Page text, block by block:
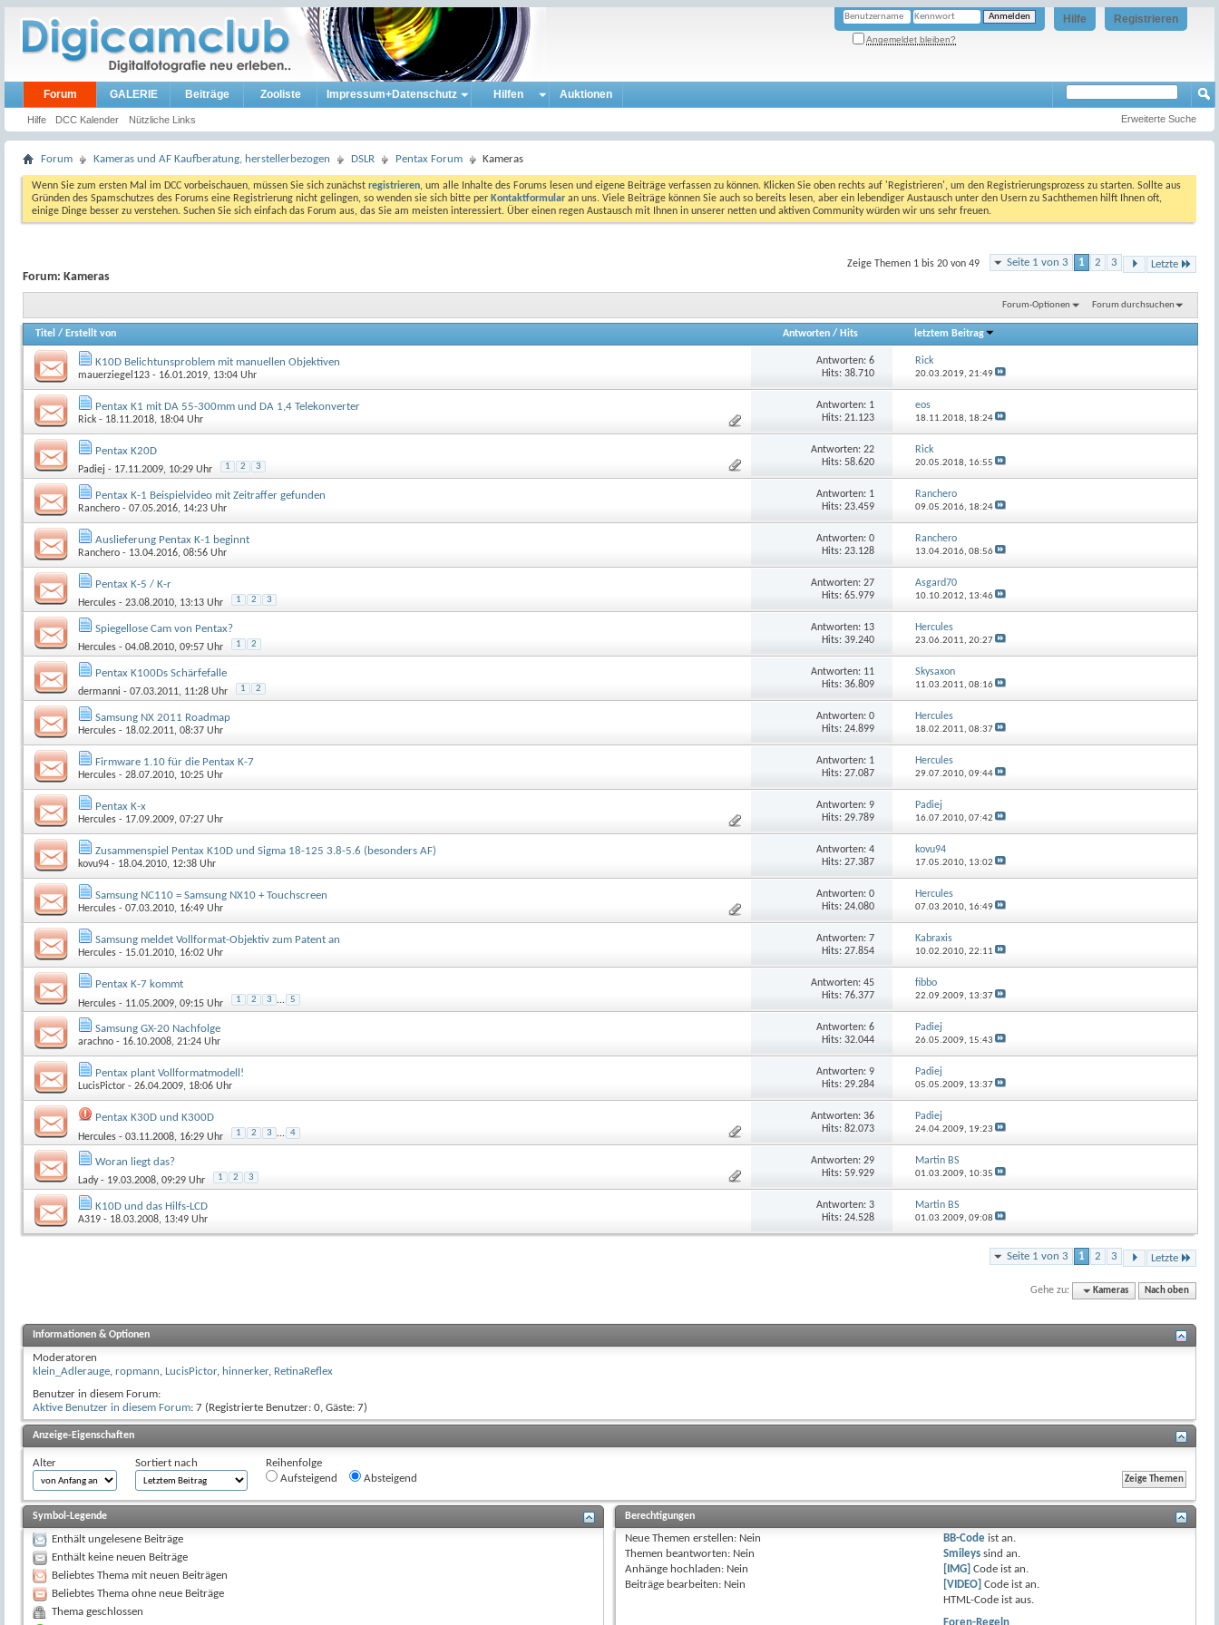
Registrieren
Hilfe
Angemeldet bleiben?
Forum
Hilfe DCC Kalender Nützliche Links
GALERIE Beiträge Zooliste Impressum+Datenschutz Hilfen Auktionen
Erweiterte Suche
Forum Kameras und AF Kaufberatung, herstellerbezogen DSLR Pentax Forum Kameras
Wenn Sie zum ersten Mal im DCC vorbeischauen, müssen Sie sich zunächst registrieren, um alle Inhalte des Forums lesen und eigene Beiträge verfassen zu können. Klicken Sie oben rechts auf 'Registrieren', um den Registrierungsprozess zu starten. Sollte aus
Gründen des Spamschutzes des Forums eine Registrierung nicht gelingen, so wenden sie sich bitte per Kontaktformular an uns. Viele Beiträge können Sie auch so bereits lesen, aber ein lebendiger Austausch unter den Usern zu Sachthemen hilft Ihnen oft,
einige Dinge besser zu verstehen. Suchen Sie sich einfach das Forum aus, das Sie am meisten interessiert. Über einen regen Austausch mit Ihnen in unserer netten und aktiven Community würden wir uns sehr freuen.
Seite 1 von 3 1 2 3 Letzte
Zeige Themen 1 bis 20 von 49
Forum: Kameras
Forum-Optionen Forum durchsuchen
Titel / Erstellt von Antworten / Hits letztem Beitrag
K10D Belichtunsproblem mit manuellen Objektiven
mauerziegel123 - 16.01.2019, 13:04 Uhr
Antworten: 6
Hits: 38.710
Rick
20.03.2019,21:49
Pentax K1 mit DA 55-300mm und DA 1,4 Telekonverter
Rick - 18.11.2018, 18:04 Uhr
Antworten: 1
Hits: 21.123
eos
18.11.2018, 18:24
Pentax K20D
Padiej - 17.11.2009, 10:29 Uhr 1 2 3
Antworten: 22
Hits: 58.620
Rick
20.05.2018, 16:55
Pentax K-1 Beispielvideo mit Zeitraffer gefunden
Ranchero - 07.05.2016, 14:23 Uhr
Antworten: 1
Hits: 23.459
Ranchero
09.05.2016, 18:24
Auslieferung Pentax K-1 beginnt
Ranchero - 13.04.2016, 08:56 Uhr
Antworten: 0
Hits: 23.128
Ranchero
13.04.2016,08:56
Pentax K-5 / K-r
Hercules - 23.08.2010, 13:13 Uhr 1 2 3
Antworten: 27
Hits: 65.979
Asgard70
10.10.2012, 13:46
Spiegellose Cam von Pentax?
Hercules - 04.08.2010, 09:57 Uhr 1 2
Antworten: 13
Hits: 39.240
Hercules
23.06.2011,20:27
Pentax K100Ds Schärfefalle
dermanni - 07.03.2011, 11:28 Uhr 1 2
Antworten: 11
Hits: 36.809
Skysaxon
11.03.2011,08:16
Samsung NX 2011 Roadmap
Hercules - 18.02.2011, 08:37 Uhr
Antworten: 0
Hits: 24.899
Hercules
18.02.2011,08:37
Firmware 1.10 für die Pentax K-7
Hercules - 28.07.2010, 10:25 Uhr
Antworten: 1
Hits: 27.087
Hercules
29.07.2010,09:44
Pentax K-x
Hercules - 17.09.2009, 07:27 Uhr
Antworten: 9
Hits: 29.789
Padiej
16.07.2010,07:42
Zusammenspiel Pentax K10D und Sigma 18-125 3.8-5.6 (besonders AF)
kovu94 - 18.04.2010, 12:38 Uhr
Antworten: 4
Hits: 27.387
kovu94
17.05.2010, 13:02
Samsung NC110 = Samsung NX10 + Touchscreen
Hercules - 07.03.2010, 16:49 Uhr
Antworten: 0
Hits: 24.080
Hercules
07.03.2010, 16:49
Samsung meldet Vollformat-Objektiv zum Patent an
Hercules - 15.01.2010, 16:02 Uhr
Antworten: 7
Hits: 27.854
Kabraxis
10.02.2010,22:11
Pentax K-7 kommt
Hercules - 11.05.2009, 09:15 Uhr 1 2 3 ... 5
Antworten: 45
Hits: 76.377
fibbo
22.09.2009, 13:37
Samsung GX-20 Nachfolge
arachno - 16.10.2008, 21:24 Uhr
Antworten: 6
Hits: 32.044
Padiej
26.05.2009, 15:43
Pentax plant Vollformatmodell!
LucisPictor - 26.04.2009, 18:06 Uhr
Antworten: 9
Hits: 29.284
Padiej
05.05.2009, 13:37
Pentax K30D und K300D
Hercules - 03.11.2008, 16:29 Uhr 1 2 3 ... 4
Antworten: 36
Hits: 82.073
Padiej
24.04.2009, 19:23
Woran liegt das?
Lady- 19.03.2008, 09:29 Uhr 1 2 3
Antworten: 29
Hits: 59.929
Martin BS
01.03.2009, 10:35
K10D und das Hilfs-LCD
A319 - 18.03.2008, 13:49 Uhr
Antworten: 3
Hits: 24.528
Martin BS
01.03.2009,09:08
Seite 1 von 3 1 2 3 Letzte
Gehe zu: Kameras Nach oben
Informationen & Optionen
Moderatoren
klein_Adlerauge, ropmann, LucisPictor, hinnerker, RetinaReflex
Benutzer in diesem Forum:
Aktive Benutzer in diesem Forum: 7 (Registrierte Benutzer: 0, Gäste: 7)
Anzeige-Eigenschaften
Alter Sortiert nach
Reihenfolge
Aufsteigend
Absteigend
Symbol-Legende
Enthält ungelesene Beiträge
Enthält keine neuen Beiträge
Beliebtes Thema mit neuen Beiträgen
Beliebtes Thema ohne neue Beiträge
Thema geschlossen
Berechtigungen
Neue Themen erstellen: Nein
Themen beantworten: Nein
Anhänge hochladen: Nein
Beiträge bearbeiten: Nein
BB-Codeist an.
Smileyssind an.
[IMG] Code ist an.
[VIDEO] Code ist an.
HTML-Code ist aus.
Foren-Regeln